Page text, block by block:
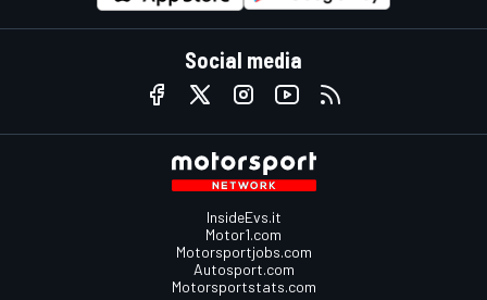
Social media
InsideEvs.it
Motor1.com
Motorsportjobs.com
Autosport.com
Motorsportstats.com